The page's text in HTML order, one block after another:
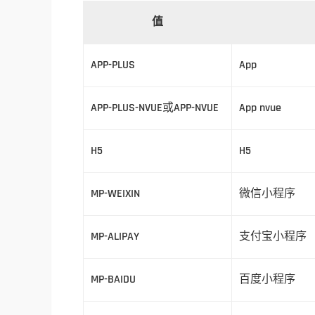
值
APP-PLUS App
APP-PLUS-NVUE或APP-NVUE App nvue
H5 H5
MP-WEIXIN 微信小程序
MP-ALIPAY 支付宝小程序
MP-BAIDU 百度小程序